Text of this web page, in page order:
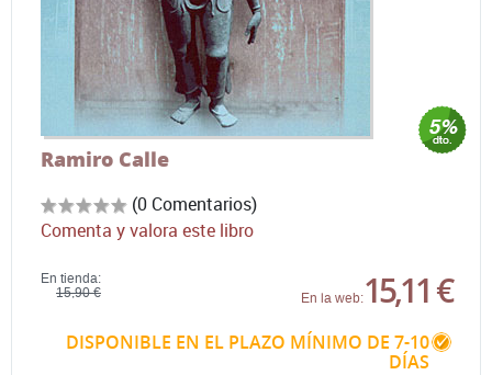
Ramiro Calle
(0 Comentarios)
Comenta y valora este libro
En tienda:
15,90 €
En la web:15,11 €
DISPONIBLE EN EL PLAZO MÍNIMO DE 7-10
DÍAS